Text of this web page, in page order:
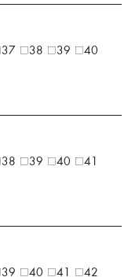
37 38 39
40
38 39 40
41
39 40 41
42